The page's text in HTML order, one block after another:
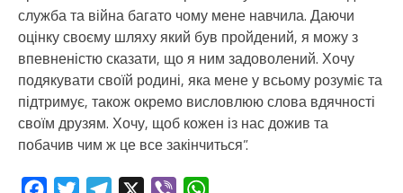
служба та війна багато чому мене навчила. Даючи
оцінку своєму шляху який був пройдений, я можу з
впевненістю сказати, що я ним задоволений. Хочу
подякувати своїй родині, яка мене у всьому розуміє та
підтримує, також окремо висловлюю слова вдячності
своїм друзям. Хочу, щоб кожен із нас дожив та
побачив чим ж це все закінчиться”.